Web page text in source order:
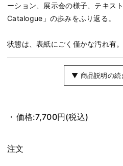
ーション、展示会の様子、テキス
Catalogue」の歩みをふり返る。
状態は、表紙にごく僅かな汚れ有。
▼ 商品説明の
価格:7,700円(税込)
注文